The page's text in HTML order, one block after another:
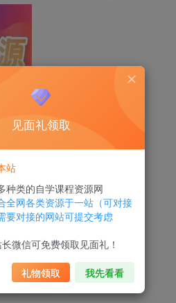
见面礼领取
站
种类的自学课程资源网
全网各类资源于一站（可对接
要对接的网站可提交考虑
微信可免费领取见面礼！
礼物领取 我先看看